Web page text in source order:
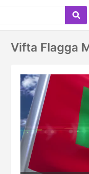
Vifta Flagga